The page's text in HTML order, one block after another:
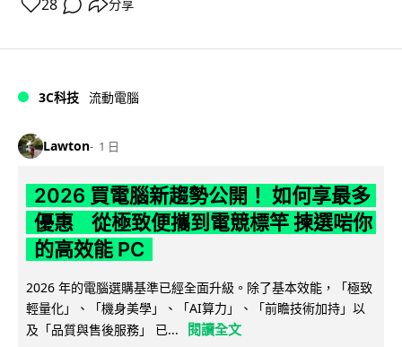
28 分享
3C科技 流動電腦
Lawton 1 日
2026 買電腦新趨勢公開！ 如何享最多
優惠 從極致便攜到電競標竿 揀選啱你
的高效能 PC
2026 年的電腦選購基準已經全面升級。除了基本效能，「極致
輕量化」、「機身美學」、「AI算力」、「前瞻技術加持」以
及「品質與售後服務」 已...
閱讀全文